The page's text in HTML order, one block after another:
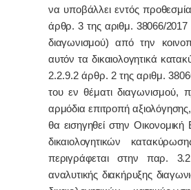
να υποβάλλει εντός
άρθρ. 3 της αριθμ. 38066/2017
διαγωνισμού) από την
αυτόν τα δικαιολογητικά
2.2.9.2 άρθρ. 2 της αριθμ.
του εν θέματι διαγωνισμού,
αρμόδια επιτροπή
θα εισηγηθεί στην
δικαιολογητικών
περιγράφεται στην παρ.
αναλυτικής διακήρυξης